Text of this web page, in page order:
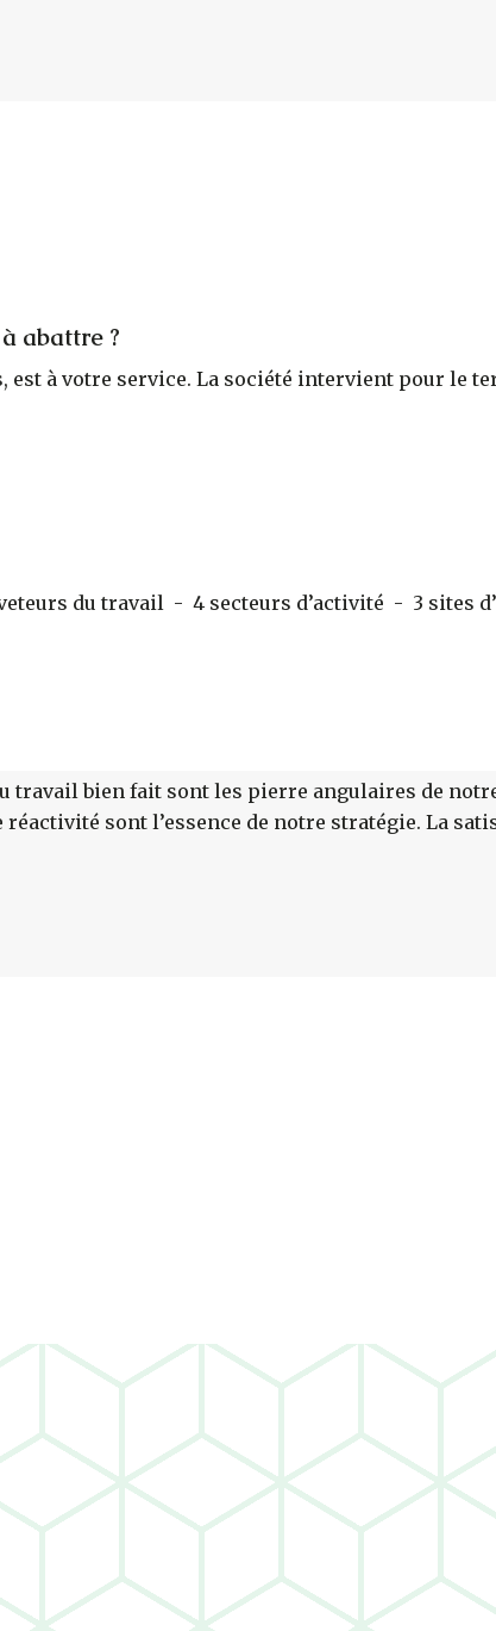
abattre ?
à votre service. La société intervient pour le
du travail - 4 secteurs d’activité - 3 sites
bien fait sont les pierre angulaires de
sont l’essence de notre stratégie. La